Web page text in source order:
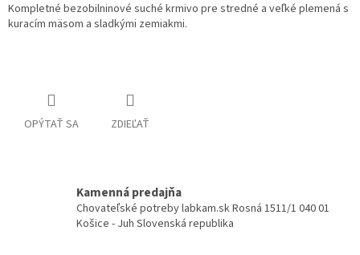
Kompletné bezobilninové suché krmivo pre stredné a veľké plemená s
kuracím mäsom a sladkými zemiakmi.
OPÝTAŤ SA ZDIEĽAŤ
Kamenná predajňa
Chovateľské potreby labkam.sk Rosná 1511/1 040 01
Košice - Juh Slovenská republika